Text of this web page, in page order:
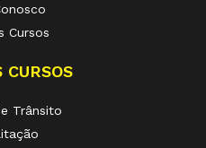
Cursos
CURSOS
Trânsito